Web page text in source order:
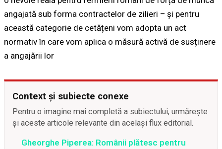
angajată sub forma contractelor de zilieri – și pentru
această categorie de cetățeni vom adopta un act
normativ în care vom aplica o măsură activă de susținere
a angajării lor
Context și subiecte conexe
Pentru o imagine mai completă a subiectului, urmărește
și aceste articole relevante din același flux editorial.
Gheorghe Piperea: Românii plătesc pentru